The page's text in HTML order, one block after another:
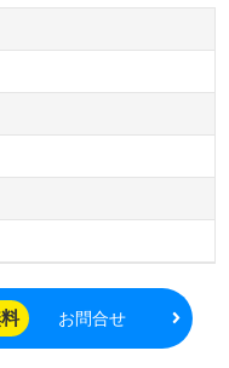
トいたします。
お問合せ